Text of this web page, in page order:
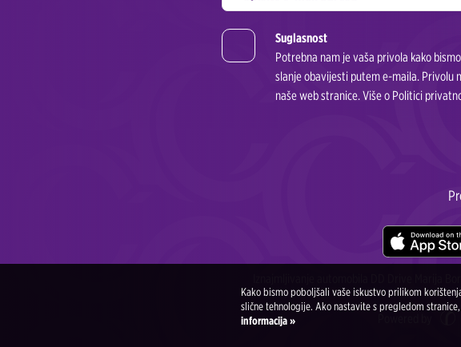
Suglasnost
Potrebna nam je vaša privola kako
slanje obavijesti putem e-maila. Privolu
naše web stranice. Više o Politici
Kako bismo poboljšali vaše iskustvo prilikom
slične tehnologije. Ako nastavite s pregledom
informacija »